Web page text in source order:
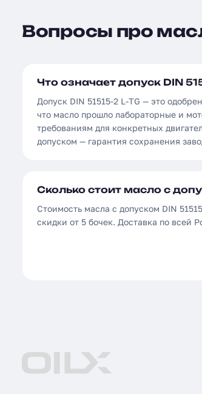
Вопросы про
Что означает допуск DIN
Допуск DIN 51515-2 L-TG — это
что масло прошло лабораторные и
требованиям для конкретных
допуском — гарантия сохранения
Сколько стоит масло с
Стоимость масла с допуском DIN
скидки от 5 бочек. Доставка по всей